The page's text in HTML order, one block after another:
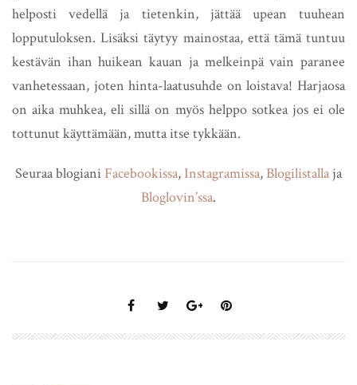
helposti vedellä ja tietenkin, jättää upean tuuhean
lopputuloksen. Lisäksi täytyy mainostaa, että tämä tuntuu
kestävän ihan huikean kauan ja melkeinpä vain paranee
vanhetessaan, joten hinta-laatusuhde on loistava! Harjaosa
on aika muhkea, eli sillä on myös helppo sotkea jos ei ole
tottunut käyttämään, mutta itse tykkään.
Seuraa blogiani Facebookissa, Instagramissa,Blogilistalla ja
Bloglovin’ssa.